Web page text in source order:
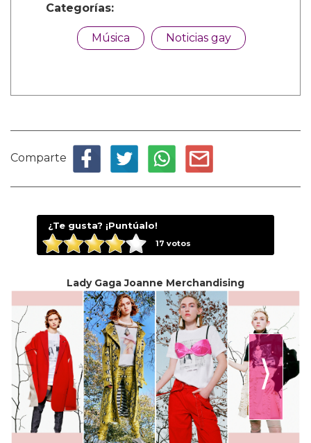
Categorías:
Música Noticias gay
Comparte
¿Te gusta? ¡Puntúalo!
17 votos
Lady Gaga Joanne Merchandising
⟩